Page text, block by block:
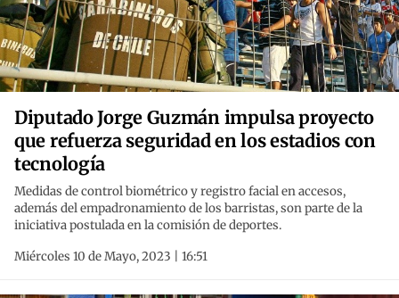
Diputado Jorge Guzmán impulsa proyecto
que refuerza seguridad en los estadios con
tecnología
Medidas de control biométrico y registro facial en accesos,
además del empadronamiento de los barristas, son parte de la
iniciativa postulada en la comisión de deportes.
Miércoles 10 de Mayo, 2023 | 16:51